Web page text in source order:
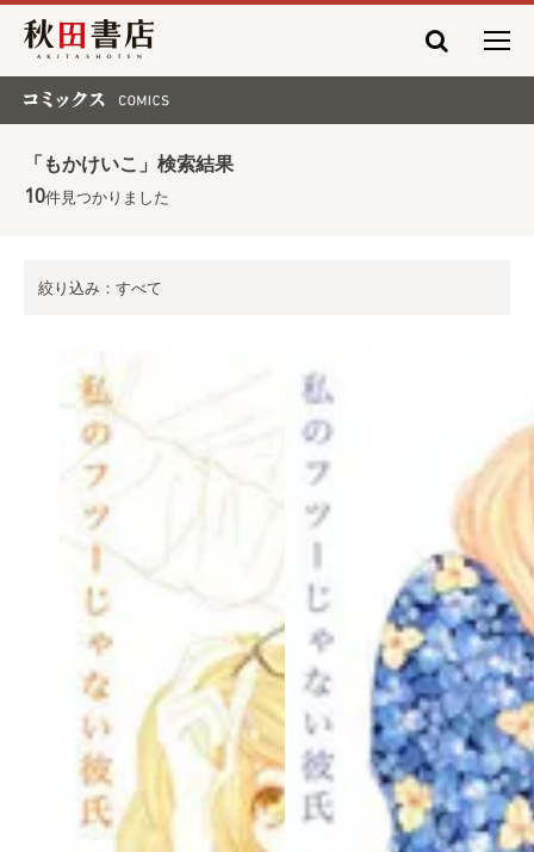
秋田書店
「もかけいこ」検索結果
10件見つかりました
絞り込み：すべて